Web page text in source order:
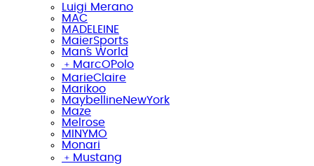
Luigi Merano
MAC
MADELEINE
MaierSports
Man´s World
﹢ MarcO´Polo
MarieClaire
Marikoo
MaybellineNewYork
Maze
Melrose
MINYMO
Monari
﹢ Mustang